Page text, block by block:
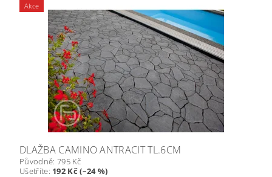
Akce
DLAŽBA CAMINO ANTRACIT TL.6CM
Původně: 795 Kč
Ušetříte: 192 Kč (–24 %)